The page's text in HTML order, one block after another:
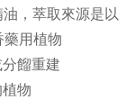
，萃取來源是以
用植物
餾重建
物